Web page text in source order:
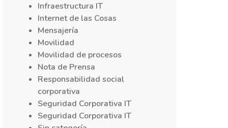
Infraestructura IT
Internet de las Cosas
Mensajería
Movilidad
Movilidad de procesos
Nota de Prensa
Responsabilidad social
corporativa
Seguridad Corporativa IT
Seguridad Corporativa IT